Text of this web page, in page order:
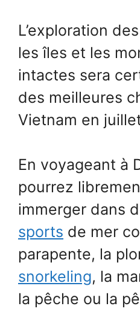
L’exploration
les îles et les
intactes sera
des meilleures
Vietnam en
En voyageant à
pourrez
immerger dans
sports de mer
parapente, la
snorkeling, la
la pêche ou la